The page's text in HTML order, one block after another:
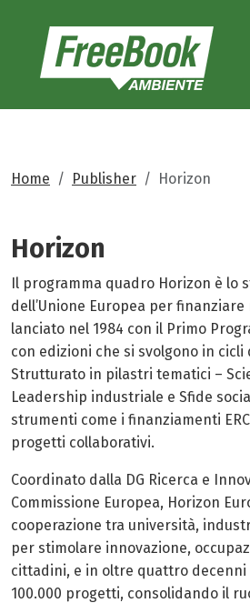
Home Publisher Horizon
Horizon
Il programma quadro Horizon è lo
dell’Unione Europea per
lanciato nel 1984 con il Primo
con edizioni che si svolgono in cicli
Strutturato in pilastri tematici –
Leadership industriale e Sfide
strumenti come i finanziamenti
progetti collaborativi.
Coordinato dalla DG Ricerca e
Commissione Europea, Horizon
cooperazione tra università,
per stimolare innovazione,
cittadini, e in oltre quattro
100.000 progetti, consolidando il